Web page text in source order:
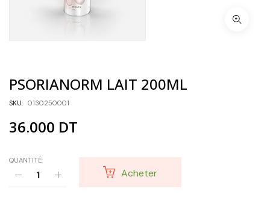
PSORIANORM LAIT 200ML
SKU: 0130250001
36.000 DT
QUANTITÉ:
Acheter